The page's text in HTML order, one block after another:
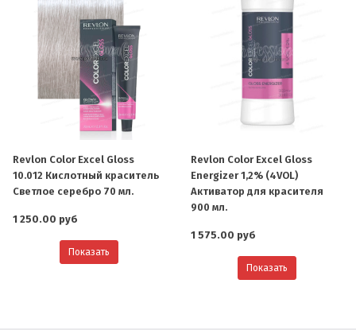
Revlon Color Excel Gloss
10.012 Кислотный краситель
Светлое серебро 70 мл.
1 250.00 руб
Показать
Revlon Color Excel Gloss
Energizer 1,2% (4VOL)
Активатор для красителя
900 мл.
1 575.00 руб
Показать
О компании
Ваша скидка
Контактная информация
Доставка
В помощь покупателю
Форма обратной связи